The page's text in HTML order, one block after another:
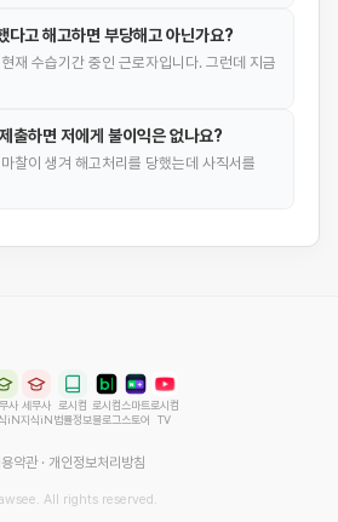
다고 해고하면 부당해고 아닌가요?
재 수습기간 중인 근로자입니다. 그런데 지금
출하면 저에게 불이익은 없나요?
찰이 생겨 해고처리를 당했는데 사직서를
사
iN
세무사
지식iN
로시컴
법률정보
로시컴
블로그
스마트
스토어
로시컴
TV
약관· 개인정보처리방침
All rights reserved.